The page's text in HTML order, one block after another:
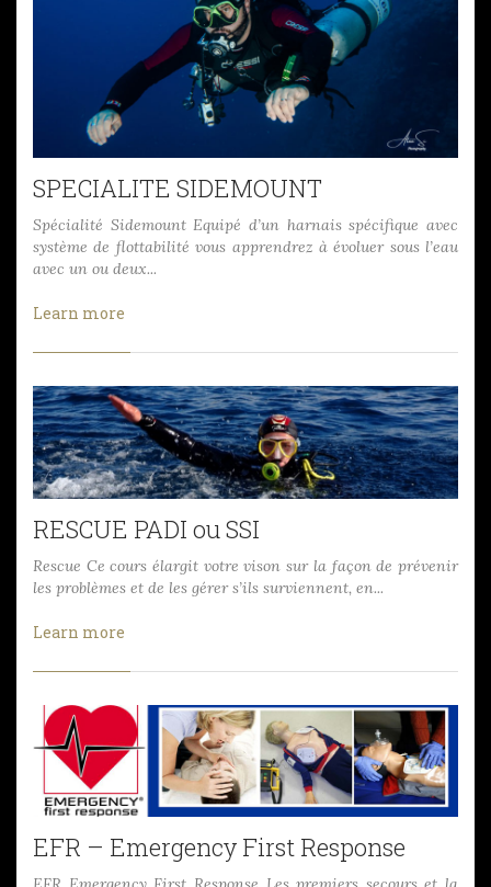
SPECIALITE SIDEMOUNT
Spécialité Sidemount Equipé d’un harnais spécifique avec
système de flottabilité vous apprendrez à évoluer sous l’eau
avec un ou deux...
Learn more
RESCUE PADI ou SSI
Rescue Ce cours élargit votre vison sur la façon de prévenir
les problèmes et de les gérer s’ils surviennent, en...
Learn more
EFR – Emergency First Response